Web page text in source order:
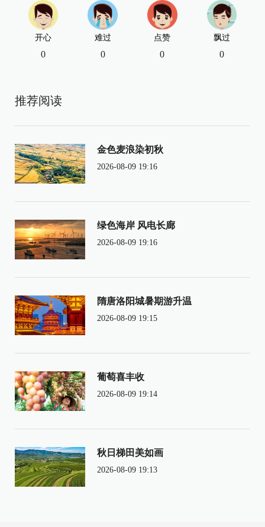
开心
0
难过
0
点赞
0
飘过
0
推荐阅读
金色麦浪染初秋
2026-08-09 19:16
绿色海岸 风电长廊
2026-08-09 19:16
隋唐洛阳城暑期游升温
2026-08-09 19:15
葡萄喜丰收
2026-08-09 19:14
秋日梯田美如画
2026-08-09 19:13